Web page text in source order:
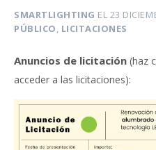
SMARTLIGHTING EL 23
PÚBLICO, LICITACIONES
Anuncios de licitación (haz
acceder a las licitaciones):